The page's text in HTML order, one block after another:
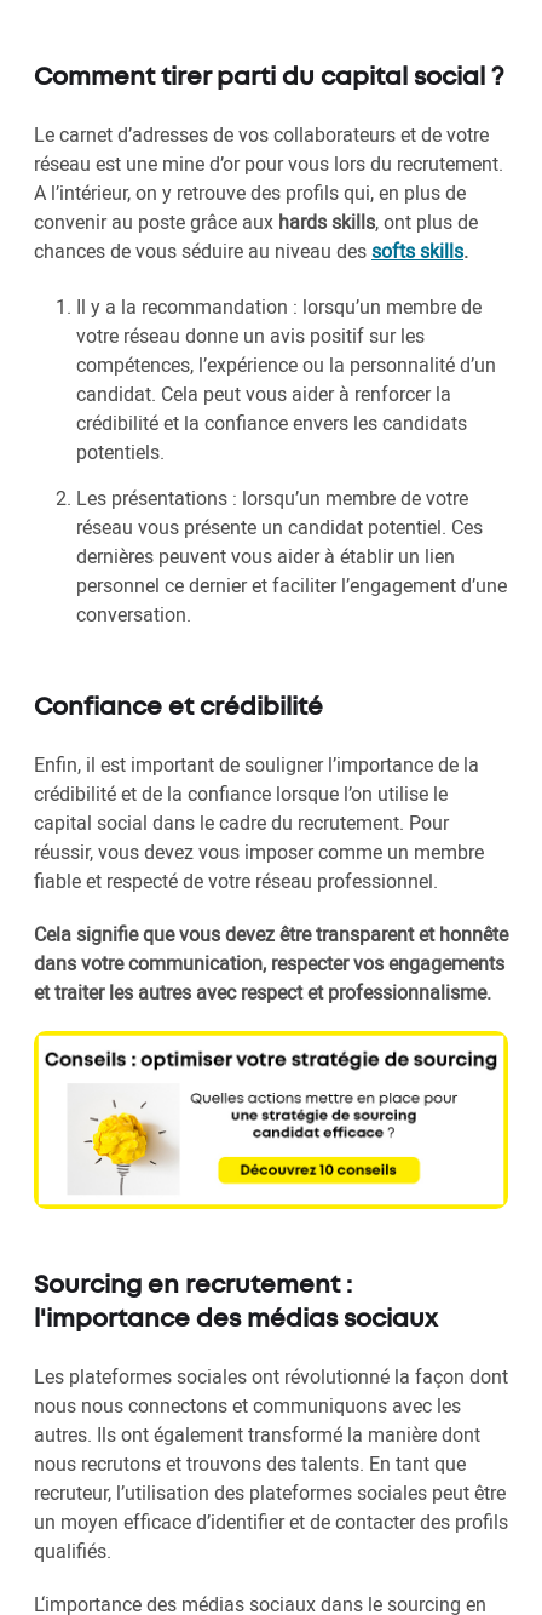
Comment tirer parti du capital social ?
Le carnet d’adresses de vos collaborateurs et de votre
réseau est une mine d’or pour vous lors du recrutement.
A l’intérieur, on y retrouve des profils qui, en plus de
convenir au poste grâce aux hards skills, ont plus de
chances de vous séduire au niveau dessofts skills.
Il y a la recommandation : lorsqu’un membre de
votre réseau donne un avis positif sur les
compétences, l’expérience ou la personnalité d’un
candidat. Cela peut vous aider à renforcer la
crédibilité et la confiance envers les candidats
potentiels.
Les présentations : lorsqu’un membre de votre
réseau vous présente un candidat potentiel. Ces
dernières peuvent vous aider à établir un lien
personnel ce dernier et faciliter l’engagement d’une
conversation.
Confiance et crédibilité
Enfin, il est important de souligner l’importance de la
crédibilité et de la confiance lorsque l’on utilise le
capital social dans le cadre du recrutement. Pour
réussir, vous devez vous imposer comme un membre
fiable et respecté de votre réseau professionnel.
Cela signifie que vous devez être transparent et honnête
dans votre communication, respecter vos engagements
et traiter les autres avec respect et professionnalisme.
Sourcing en recrutement :
l'importance des médias sociaux
Les plateformes sociales ont révolutionné la façon dont
nous nous connectons et communiquons avec les
autres. Ils ont également transformé la manière dont
nous recrutons et trouvons des talents. En tant que
recruteur, l’utilisation des plateformes sociales peut être
un moyen efficace d’identifier et de contacter des profils
qualifiés.
L‘importance des médias sociaux dans le sourcing en